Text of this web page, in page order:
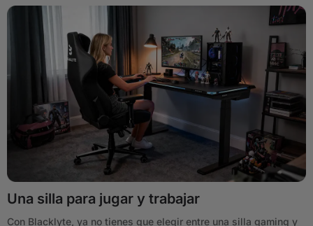
Una silla para jugar y trabajar
Con Blacklyte, ya no tienes que elegir entre una silla gaming y